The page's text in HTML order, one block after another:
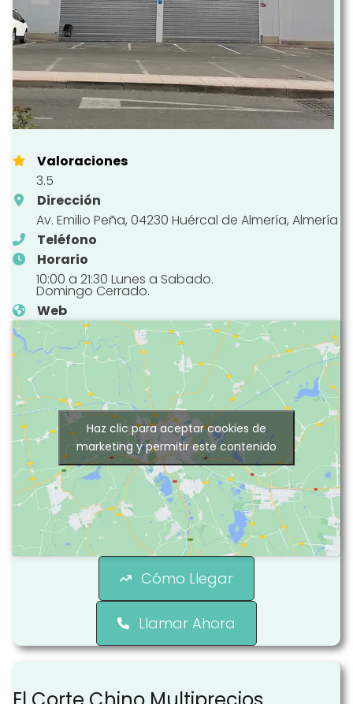
Valoraciones
3.5
Dirección
Av. Emilio Peña, 04230 Huércal de Almería, Almería
Teléfono
Horario
10:00 a 21:30 Lunes a Sabado.
Domingo Cerrado.
Web
Haz clic para aceptar cookies de
marketing y permitir este contenido
Cómo Llegar
Llamar Ahora